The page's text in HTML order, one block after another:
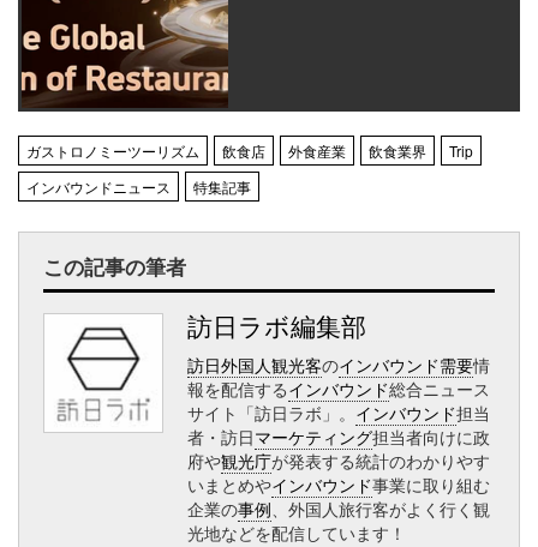
ガストロノミーツーリズム 飲食店 外食産業 飲食業界
Trip
インバウンドニュース
特集記事
この記事の筆者
訪日ラボ編集部
訪日外国人観光客のインバウンド需要情
報を配信するインバウンド総合ニュース
サイト「訪日ラボ」。 インバウンド担当
者・訪日マーケティング担当者向けに政
府や観光庁が発表する統計のわかりやす
いまとめやインバウンド事業に取り組む
企業の事例、外国人旅行客がよく行く観
光地などを配信しています！